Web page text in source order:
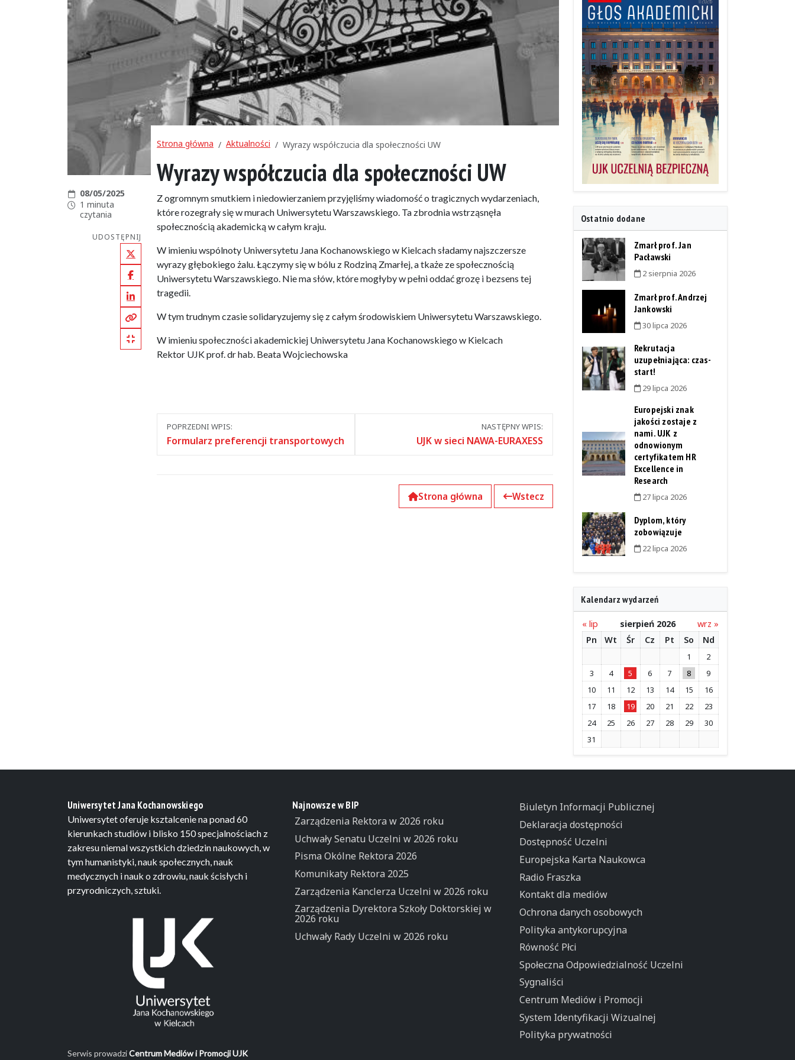
Data publikacji:
08/05/2025
Czas czytania:
1 minuta
czytania
UDOSTĘPNIJ
X (Twitter)
Facebook
LinkedIn
Kopiuj pełny link
Kopiuj krótki link
Strona główna Aktualności Wyrazy współczucia dla społeczności UW
Wyrazy współczucia dla społeczności UW
Z ogromnym smutkiem i niedowierzaniem przyjęliśmy wiadomość o tragicznych wydarzeniach,
które rozegrały się w murach Uniwersytetu Warszawskiego. Ta zbrodnia wstrząsnęła
społecznością akademicką w całym kraju.
W imieniu wspólnoty Uniwersytetu Jana Kochanowskiego w Kielcach sładamy najszczersze
wyrazy głębokiego żalu. Łączymy się w bólu z Rodziną Zmarłej, a tkaże ze społecznością
Uniwersytetu Warszawskiego. Nie ma słów, które mogłyby w pełni oddać grozę i bezsens tej
tragedii.
W tym trudnym czasie solidaryzujemy się z całym środowiskiem Uniwersytetu Warszawskiego.
W imieniu społeczności akademickiej Uniwersytetu Jana Kochanowskiego w Kielcach
Rektor UJK prof. dr hab. Beata Wojciechowska
Nawigacja
między
POPRZEDNI WPIS:
Formularz preferencji transportowych
NASTĘPNY WPIS:
UJK w sieci NAWA-EURAXESS
Strona główna Wstecz
Ostatnio dodane
Zmarł prof. Jan
Pacławski
2 sierpnia 2026
Zmarł prof. Andrzej
Jankowski
30 lipca 2026
Rekrutacja
uzupełniająca: czas-
start!
29 lipca 2026
Europejski znak
jakości zostaje z
nami. UJK z
odnowionym
certyfikatem HR
Excellence in
Research
27 lipca 2026
Dyplom, który
zobowiązuje
22 lipca 2026
Kalendarz wydarzeń
« lip sierpień 2026
wrz »
Pn
Wt Śr Cz Pt So Nd
1
2
3
4 5 6 7 8
9
10
11 12 13 14 15
16
17
18 19 20 21 22
23
24
25 26 27 28 29
30
31
Uniwersytet Jana Kochanowskiego
Uniwersytet oferuje ksztalcenie na ponad 60
kierunkach studiów i blisko 150 specjalnościach z
zakresu niemal wszystkich dziedzin naukowych, w
tym humanistyki, nauk społecznych, nauk
medycznych i nauk o zdrowiu, nauk ścisłych i
przyrodniczych, sztuki.
Serwis prowadziCentrum Mediów i Promocji UJK
Najnowsze w BIP
Zarządzenia Rektora w 2026 roku
Uchwały Senatu Uczelni w 2026 roku
Pisma Okólne Rektora 2026
Komunikaty Rektora 2025
Zarządzenia Kanclerza Uczelni w 2026 roku
Zarządzenia Dyrektora Szkoły Doktorskiej w
2026 roku
Uchwały Rady Uczelni w 2026 roku
Biuletyn Informacji Publicznej
Deklaracja dostępności
Dostępność Uczelni
Europejska Karta Naukowca
Radio Fraszka
Kontakt dla mediów
Ochrona danych osobowych
Polityka antykorupcyjna
Równość Płci
Społeczna Odpowiedzialność Uczelni
Sygnaliści
Centrum Mediów i Promocji
System Identyfikacji Wizualnej
Polityka prywatności